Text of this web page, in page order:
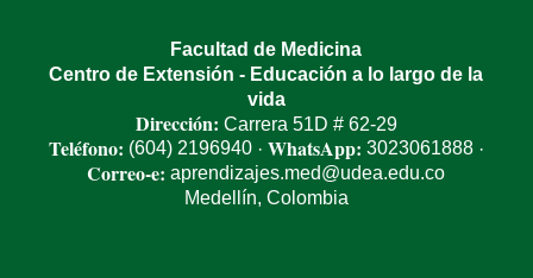
Facultad de Medicina
Centro de Extensión - Educación a lo largo de la
vida
Dirección: Carrera 51D # 62-29
Teléfono: (604) 2196940· WhatsApp: 3023061888·
Correo-e: aprendizajes.med@udea.edu.co
Medellín, Colombia